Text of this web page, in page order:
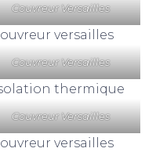
Couvreur Versailles
Couvreur Versailles
Couvreur Versailles